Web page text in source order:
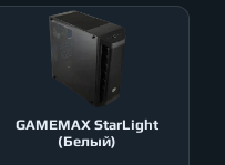
GAMEMAX StarLight
(Белый)